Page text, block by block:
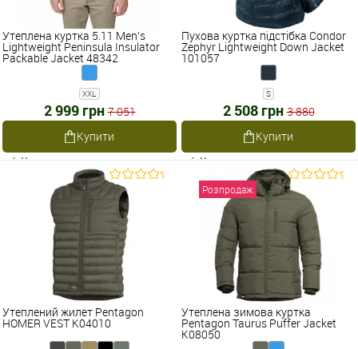
Утеплена куртка 5.11 Men's
Lightweight Peninsula Insulator
Packable Jacket 48342
XXL
2 999 грн 7 051
Купити
Наявне
Пухова куртка підстібка Condor
Zephyr Lightweight Down Jacket
101057
S
2 508 грн 3 880
Купити
Наявне
Утеплений жилет Pentagon
HOMER VEST K04010
Розпродаж
Утеплена зимова куртка
Pentagon Taurus Puffer Jacket
K08050